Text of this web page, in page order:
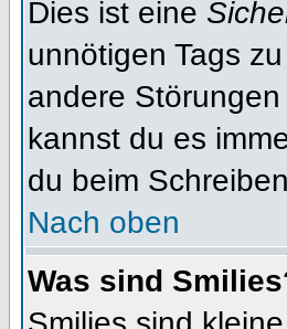
Dies ist eine
unnötigen Tags
andere
kannst du es
du beim
Nach oben
Was sind